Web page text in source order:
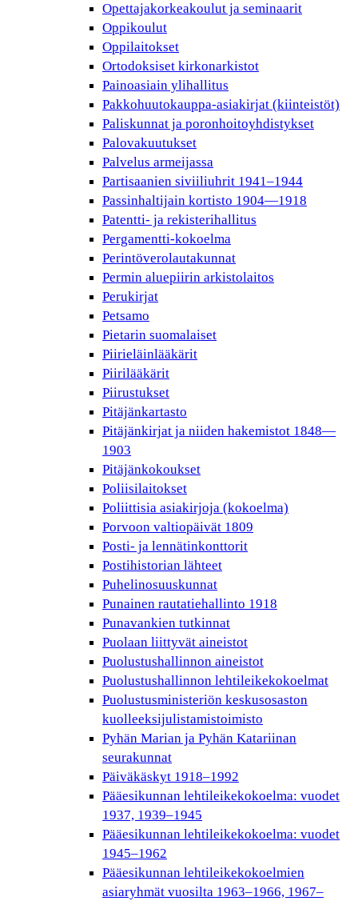
Opettajakorkeakoulut ja seminaarit
Oppikoulut
Oppilaitokset
Ortodoksiset kirkonarkistot
Painoasiain ylihallitus
Pakkohuutokauppa-asiakirjat (kiinteistöt)
Paliskunnat ja poronhoitoyhdistykset
Palovakuutukset
Palvelus armeijassa
Partisaanien siviiliuhrit 1941–1944
Passinhaltijain kortisto 1904—1918
Patentti- ja rekisterihallitus
Pergamentti-kokoelma
Perintöverolautakunnat
Permin aluepiirin arkistolaitos
Perukirjat
Petsamo
Pietarin suomalaiset
Piirieläinlääkärit
Piirilääkärit
Piirustukset
Pitäjänkartasto
Pitäjänkirjat ja niiden hakemistot 1848—
1903
Pitäjänkokoukset
Poliisilaitokset
Poliittisia asiakirjoja (kokoelma)
Porvoon valtiopäivät 1809
Posti- ja lennätinkonttorit
Postihistorian lähteet
Puhelinosuuskunnat
Punainen rautatiehallinto 1918
Punavankien tutkinnat
Puolaan liittyvät aineistot
Puolustushallinnon aineistot
Puolustushallinnon lehtileikekokoelmat
Puolustusministeriön keskusosaston
kuolleeksijulistamistoimisto
Pyhän Marian ja Pyhän Katariinan
seurakunnat
Päiväkäskyt 1918–1992
Pääesikunnan lehtileikekokoelma: vuodet
1937, 1939–1945
Pääesikunnan lehtileikekokoelma: vuodet
1945–1962
Pääesikunnan lehtileikekokoelmien
asiaryhmät vuosilta 1963–1966, 1967–